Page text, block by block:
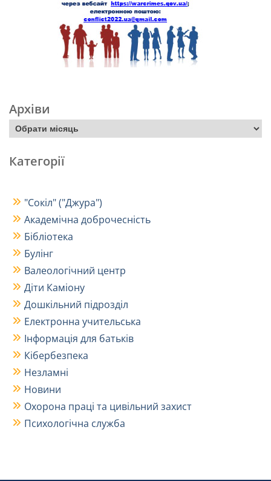
Архіви
Категорії
"Сокіл" ("Джура")
Академічна доброчесність
Бібліотека
Булінг
Валеологічний центр
Діти Каміону
Дошкільний підрозділ
Електронна учительська
Інформація для батьків
Кібербезпека
Незламні
Новини
Охорона праці та цивільний захист
Психологічна служба